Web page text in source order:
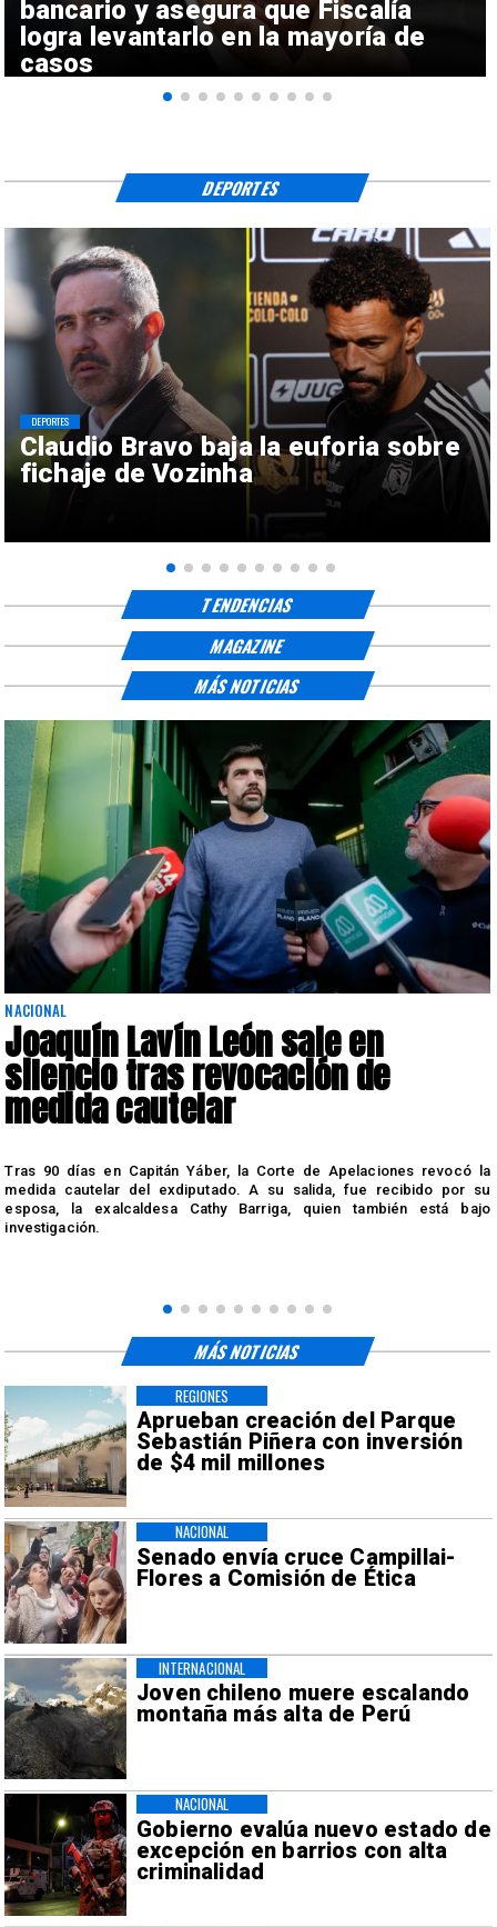
bancario y asegura que Fiscalía
logra levantarlo en la mayoría de
casos
Claudio Bravo baja la euforia sobre
fichaje de Vozinha
DEPORTES
DEPORTES
TENDENCIAS
MAGAZINE
NACIONAL
Joaquín Lavín León sale en
silencio tras revocación de
medida cautelar
Tras 90 días en Capitán Yáber, la Corte de Apelaciones revocó la
medida cautelar del exdiputado. A su salida, fue recibido por su
esposa, la exalcaldesa Cathy Barriga, quien también está bajo
investigación.
MÁS NOTICIAS
Aprueban creación del Parque
Sebastián Piñera con inversión
de $4 mil millones
REGIONES
Senado envía cruce Campillai-
Flores a Comisión de Ética
NACIONAL
Joven chileno muere escalando
montaña más alta de Perú
INTERNACIONAL
Gobierno evalúa nuevo estado de
excepción en barrios con alta
criminalidad
NACIONAL
MÁS NOTICIAS